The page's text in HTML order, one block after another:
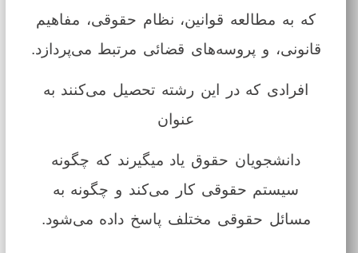
که به مطالعه قوانین، نظام حقوقی، مفاهیم
قانونی، و پروسه‌های قضائی مرتبط می‌پردازد.
افرادی که در این رشته تحصیل می‌کنند به
عنوان
دانشجویان حقوق یاد میگیرند که چگونه
سیستم حقوقی کار می‌کند و چگونه به
مسائل حقوقی مختلف پاسخ داده می‌شود.